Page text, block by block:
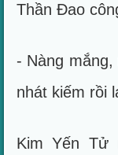
Thần Đao
- Nàng
nhát kiếm rồi
Kim Yến Tử